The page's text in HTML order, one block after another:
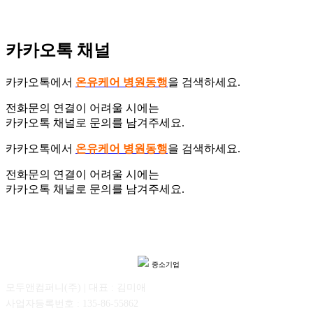
카카오톡 채널
카카오톡에서 온유케어 병원동행을 검색하세요.
전화문의 연결이 어려울 시에는
카카오톡 채널로 문의를 남겨주세요.
카카오톡에서 온유케어 병원동행을 검색하세요.
전화문의 연결이 어려울 시에는
카카오톡 채널로 문의를 남겨주세요.
중소기업